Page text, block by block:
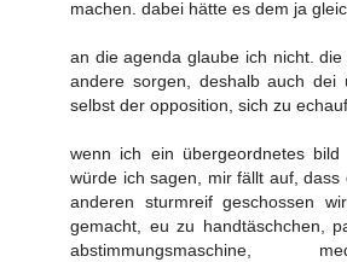
machen. dabei hätte es dem ja
an die agenda glaube ich nicht.
andere sorgen, deshalb auch dei
selbst der opposition, sich zu
wenn ich ein übergeordnetes bild
würde ich sagen, mir fällt auf,
anderen sturmreif geschossen
gemacht, eu zu handtäschchen,
abstimmungsmaschine,